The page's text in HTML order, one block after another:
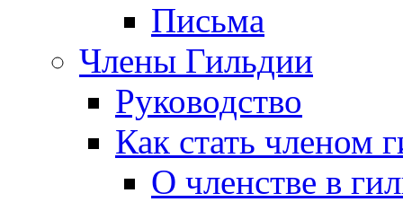
Письма
Члены Гильдии
Руководство
Как стать членом
О членстве в